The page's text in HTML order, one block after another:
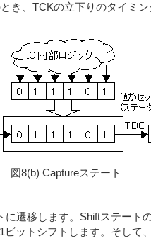
き、TCKの立下りのタイミ
図8(b) Captureステート
遷移します。Shiftステート
ットシフトします。そして